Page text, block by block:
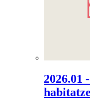
2026.01